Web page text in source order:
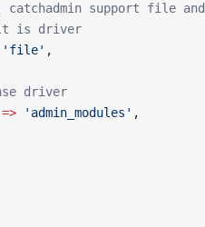
catchadmin support file
is driver
'file' ,
driver
=> 'admin_modules' ,